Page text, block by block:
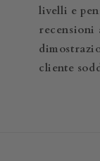
livelli e
recensioni
cliente